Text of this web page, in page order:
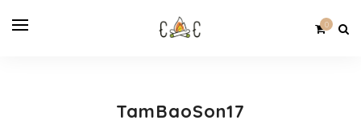
0
TamBaoSon17